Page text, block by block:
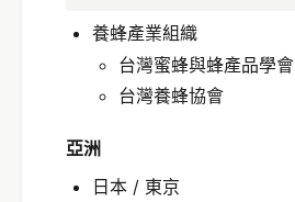
養蜂產業組織
台灣蜜蜂與蜂產品學會
台灣養蜂協會
亞洲
日本 / 東京